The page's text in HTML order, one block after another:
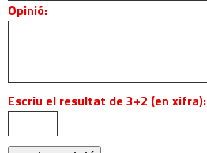
Opinió:
Escriu el resultat de 3+2 (en xifra):